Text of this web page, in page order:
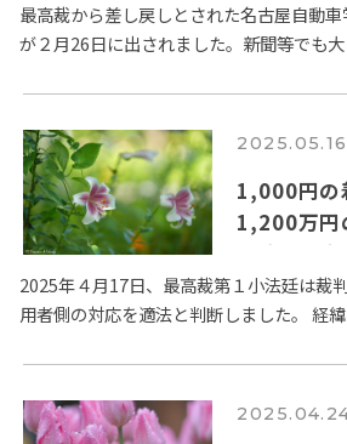
最高裁から差し戻しとされた名古屋自動
が２月26日に出されました。新聞等でも
は、「…
2025.05.16
1,000円の
1,200万円
は適法と
2025年４月17日、最高裁第１小法廷は裁
用者側の対応を適法と判断しました。 経緯を簡単にご紹介しま